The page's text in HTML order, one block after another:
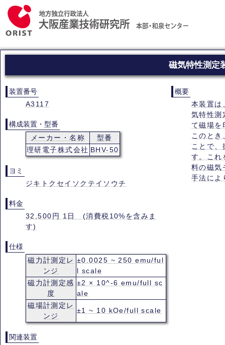
磁気特性測定
装置番号
A3117
構成装置・型番
メーカー・名称
型番
理研電子株式会社 BHV-50
ヨミ
ジキトクセイソクテイソウチ
料金
32,500円 1日 (消費税10%を含みま
す)
仕様
磁力計測定レ
ンジ
±0.0025 ~ 250 emu/ful
l scale
磁力計測定感
度
±2 × 10^-6 emu/full sc
ale
磁場計測定レ
ンジ
±1 ~ 10 kOe/full scale
関連装置
概要
本装置は
気特性測
て磁場を
このと
ことで
す。これ
料の磁気
手法によ